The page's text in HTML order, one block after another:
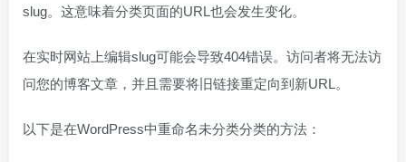
slug。这意味着分类页面的URL也会发生变化。
在实时网站上编辑slug可能会导致404错误。访问者将无法访
问您的博客文章，并且需要将旧链接重定向到新URL。
以下是在WordPress中重命名未分类分类的方法：